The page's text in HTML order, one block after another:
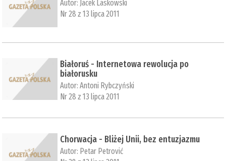
Autor: Jacek Laskowski
Nr 28 z 13 lipca 2011
Białoruś - Internetowa rewolucja po
białorusku
Autor:Antoni Rybczyński
Nr 28 z 13 lipca 2011
Chorwacja - Bliżej Unii, bez entuzjazmu
Autor: Petar Petrović